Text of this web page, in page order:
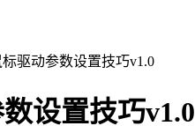
驱动参数设置技巧v1.0
设置技巧v1.0